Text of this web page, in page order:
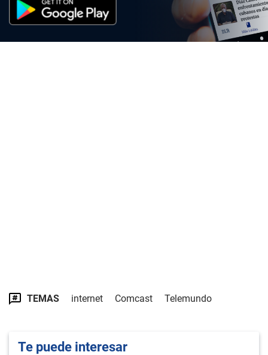
TEMAS internet Comcast Telemundo
Te puede interesar